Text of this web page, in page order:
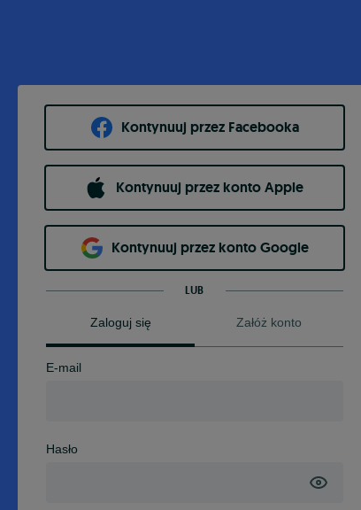
Kontynuuj przez Facebooka
Kontynuuj przez konto Apple
Kontynuuj przez konto Google
LUB
Zaloguj się Załóż konto
E-mail
Hasło